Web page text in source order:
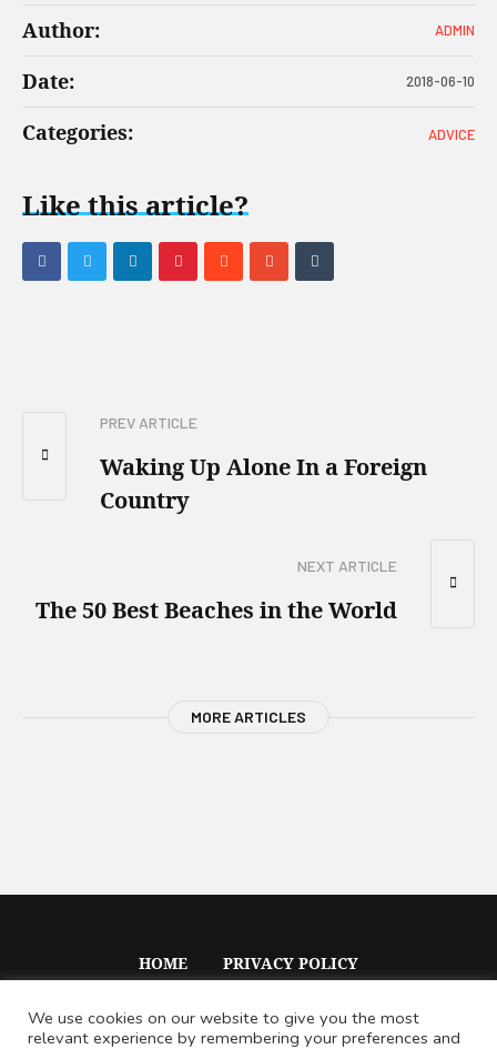
Author: ADMIN
Date: 2018-06-10
Categories: ADVICE
Like this article?
PREV ARTICLE
Waking Up Alone In a Foreign
Country
NEXT ARTICLE
The 50 Best Beaches in the World
MORE ARTICLES
HOME PRIVACY POLICY
We use cookies on our website to give you the most
relevant experience by remembering your preferences and